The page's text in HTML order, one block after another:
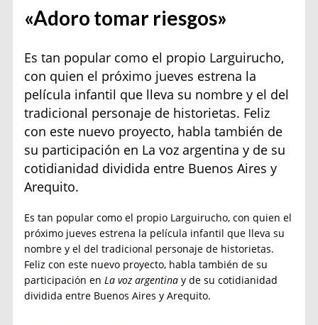
«Adoro tomar riesgos»
Es tan popular como el propio Larguirucho,
con quien el próximo jueves estrena la
película infantil que lleva su nombre y el del
tradicional personaje de historietas. Feliz
con este nuevo proyecto, habla también de
su participación en La voz argentina y de su
cotidianidad dividida entre Buenos Aires y
Arequito.
Es tan popular como el propio Larguirucho, con quien el
próximo jueves estrena la película infantil que lleva su
nombre y el del tradicional personaje de historietas.
Feliz con este nuevo proyecto, habla también de su
participación en La voz argentina y de su cotidianidad
dividida entre Buenos Aires y Arequito.